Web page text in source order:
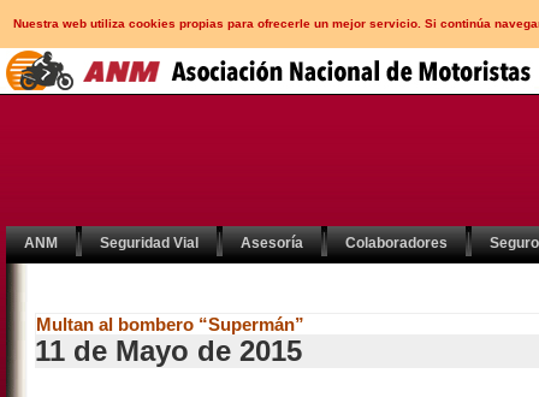
Nuestra web utiliza cookies propias para ofrecerle un mejor servicio. Si continúa
ANM Seguridad Vial Asesoría Colaboradores
Multan al bombero “Supermán”
11 de Mayo de 2015